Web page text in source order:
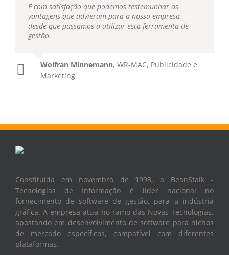
É com satisfação que podemos testemunhar as
vantagens que advieram para a nossa empresa,
desde que passamos a utilizar esta ferramenta de
gestão.
Wolfran Minnemann, WR-MAC, Publicidade e
Marketing
Constituída em novembro de 1993, a BeanStalk -
Tecnologias de Informação é líder nacional no
fornecimento de software de gestão, para a indústria
gráfica. A empresa atua no ramo das Novas Tecnologias,
apostando em desenvolvimento de software para nichos
de mercado específicos, compatível com diferentes
plataformas.